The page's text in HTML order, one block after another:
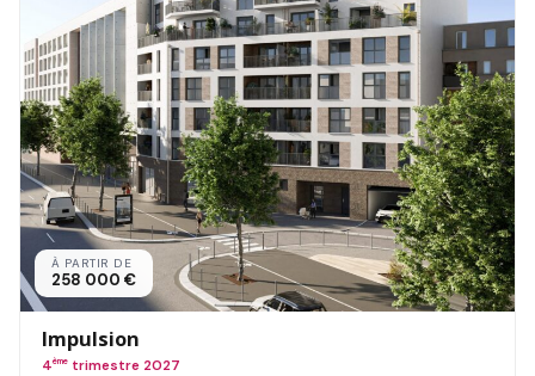
À PARTIR DE
258 000 €
Impulsion
4ème trimestre 2027